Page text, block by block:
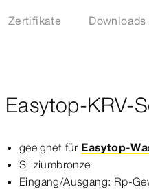
Zertifikate Downloads
Easytop-KRV-
geeignet für Easytop-
Siliziumbronze
Eingang/Ausgang: